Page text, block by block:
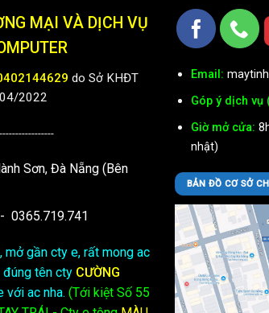
MẠI VÀ DỊCH VỤ
do Sở KHĐT
2022
Sơn, Đà Nẵng (Bên
- 0365.719.741
mở gần cty e, rất mong ac
đúng tên cty CƯỜNG
với ac nha. (Tới kiệt Số 55
Email:
Góp ý dịch
Giờ mở cửa:
nhật)
BẢN ĐỒ CƠ SỞ